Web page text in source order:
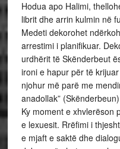
Hodua apo Halimi,
librit dhe arrin kulmin në
Medeti dekorohet
arrestimi i planifikuar.
urdhërit të Skënderbeut
ironi e hapur për të
njohur më parë me
anadollak”
Ky moment e xhvlerëson
e lexuesit. Rrëfimi i
e mjaft e saktë dhe